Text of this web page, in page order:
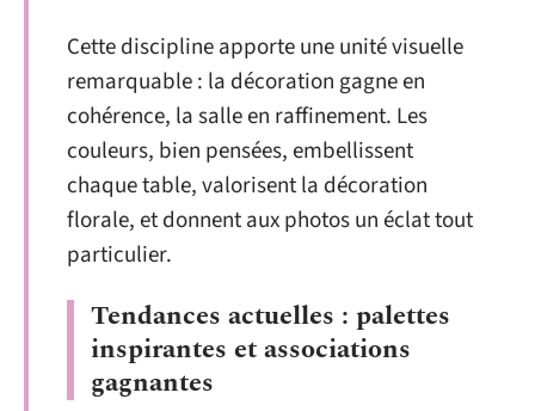
Cette discipline apporte une unité visuelle
remarquable : la décoration gagne en
cohérence, la salle en raffinement. Les
couleurs, bien pensées, embellissent
chaque table, valorisent la décoration
florale, et donnent aux photos un éclat tout
particulier.
Tendances actuelles : palettes
inspirantes et associations
gagnantes